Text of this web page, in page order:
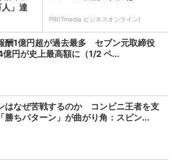
」達
PR(ITmedia ビジネスオンライン)
酬1億円超が過去最多 セブン元取締役
億円が史上最高額に（1/2 ペ...
はなぜ苦戦するのか コンビニ王者を支
勝ちパターン」が曲がり角：スピン...